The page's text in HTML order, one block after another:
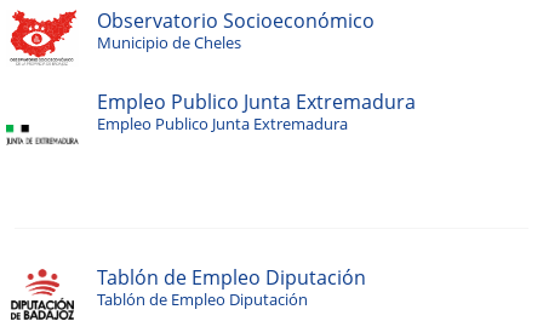
Observatorio Socioeconómico
Municipio de Cheles
Empleo Publico Junta Extremadura
Empleo Publico Junta Extremadura
Tablón de Empleo Diputación
Tablón de Empleo Diputación